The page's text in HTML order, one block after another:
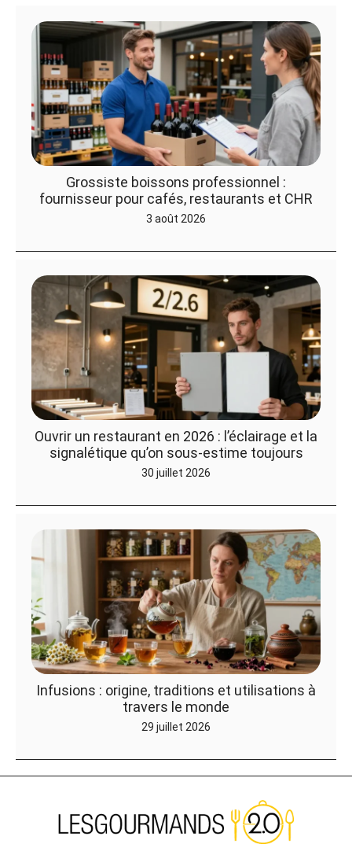
Grossiste boissons professionnel :
fournisseur pour cafés, restaurants et CHR
3 août 2026
Ouvrir un restaurant en 2026 : l’éclairage et la
signalétique qu’on sous-estime toujours
30 juillet 2026
Infusions : origine, traditions et utilisations à
travers le monde
29 juillet 2026